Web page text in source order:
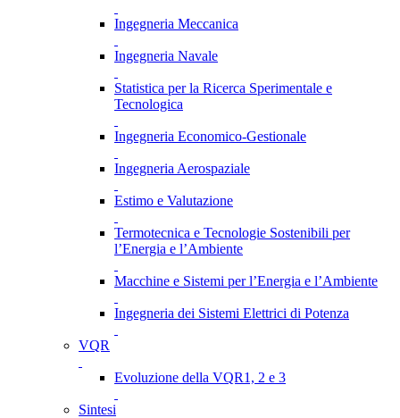
Ingegneria Meccanica
Ingegneria Navale
Statistica per la Ricerca Sperimentale e
Tecnologica
Ingegneria Economico-Gestionale
Ingegneria Aerospaziale
Estimo e Valutazione
Termotecnica e Tecnologie Sostenibili per
l’Energia e l’Ambiente
Macchine e Sistemi per l’Energia e l’Ambiente
Ingegneria dei Sistemi Elettrici di Potenza
VQR
Evoluzione della VQR1, 2 e 3
Sintesi